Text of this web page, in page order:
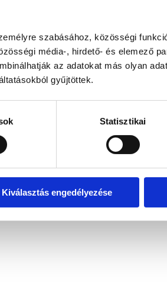
szabásához, közösségi
média-, hirdető- és elemező
az adatokat más olyan
gyűjtöttek.
Statisztikai
Kiválasztás engedélyezése
while loadingwww.bicapp.hu (see the